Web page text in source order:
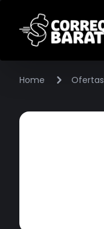
Home Ofertas